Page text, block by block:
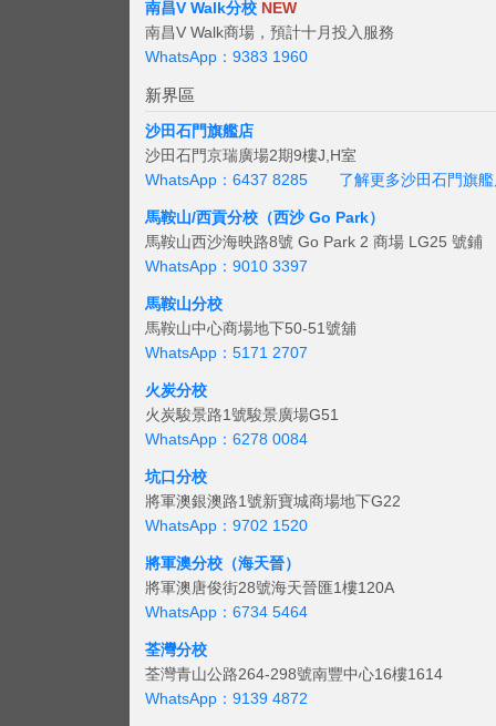
南昌V Walk分校 NEW
南昌V Walk商場，預計十月投入服務
WhatsApp：9383 1960
新界區
沙田石門旗艦店
沙田石門京瑞廣場2期9樓J,H室
WhatsApp：6437 8285
了解更多沙田石門旗
馬鞍山/西貢分校（西沙 Go Park）
馬鞍山西沙海映路8號 Go Park 2 商場 LG25 號鋪
WhatsApp：9010 3397
馬鞍山分校
馬鞍山中心商場地下50-51號舖
WhatsApp：5171 2707
火炭分校
火炭駿景路1號駿景廣場G51
WhatsApp：6278 0084
坑口分校
將軍澳銀澳路1號新寶城商場地下G22
WhatsApp：9702 1520
將軍澳分校（海天晉）
將軍澳唐俊街28號海天晉匯1樓120A
WhatsApp：6734 5464
荃灣分校
荃灣青山公路264-298號南豐中心16樓1614
WhatsApp：9139 4872